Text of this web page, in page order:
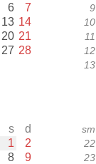
6 7
13 14
20 21
27 28
9
10
11
12
13
s d
1 2
8 9
sm
22
23